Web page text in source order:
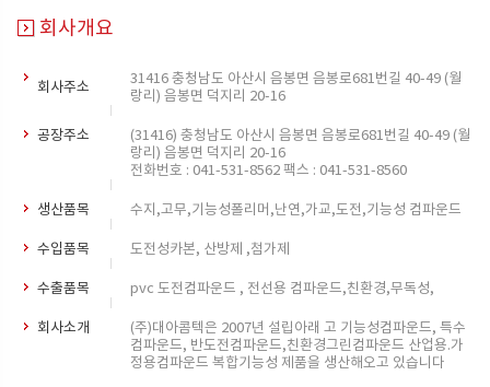
회사개요
회사주소
31416 충청남도 아산시 음봉면 음봉로681번길 40-49 (월
랑리) 음봉면 덕지리 20-16
공장주소
(31416) 충청남도 아산시 음봉면 음봉로681번길 40-49 (월
랑리) 음봉면 덕지리 20-16
전화번호 : 041-531-8562 팩스 : 041-531-8560
생산품목 수지,고무,기능성폴리머,난연,가교,도전,기능성 컴파운드
수입품목 도전성카본, 산방제 ,첨가제
수출품목 pvc 도전컴파운드 , 전선용 컴파운드,친환경,무독성,
회사소개
(주)대아콤텍은 2007년 설립아래 고 기능성컴파운드, 특수
컴파운드, 반도전컴파운드,친환경그린컴파운드 산업용.가
정용컴파운드 복합기능성 제품을 생산해오고 있습니다